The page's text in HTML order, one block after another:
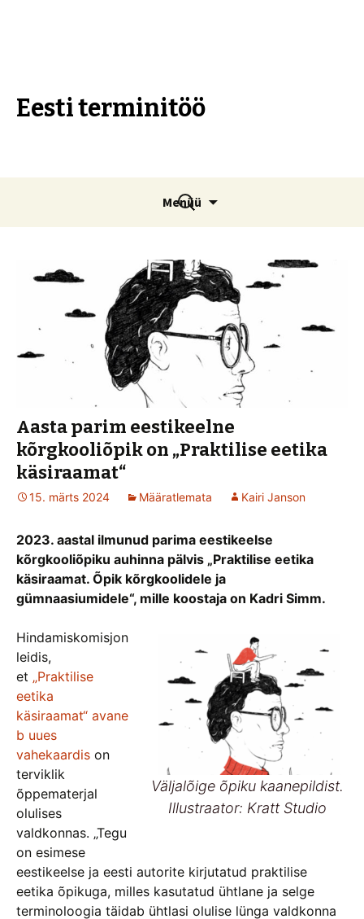
Eesti terminitöö
Menüü
juurde
Otsi:
Aasta parim eestikeelne
kõrgkooliõpik on „Praktilise eetika
käsiraamat“
15. märts 2024 Määratlemata Kairi Janson
2023. aastal ilmunud parima eestikeelse
kõrgkooliõpiku auhinna pälvis „Praktilise eetika
käsiraamat. Õpik kõrgkoolidele ja
gümnaasiumidele“, mille koostaja on Kadri Simm.
Väljalõige õpiku kaanepildist.
Illustraator: Kratt Studio
Hindamiskomisjon
leidis,
et „Praktilise
eetika
käsiraamat“ avane
b uues
vahekaardis on
terviklik
õppematerjal
olulises
valdkonnas. „Tegu
on esimese
eestikeelse ja eesti autorite kirjutatud praktilise
eetika õpikuga, milles kasutatud ühtlane ja selge
terminoloogia täidab ühtlasi olulise lünga valdkonna